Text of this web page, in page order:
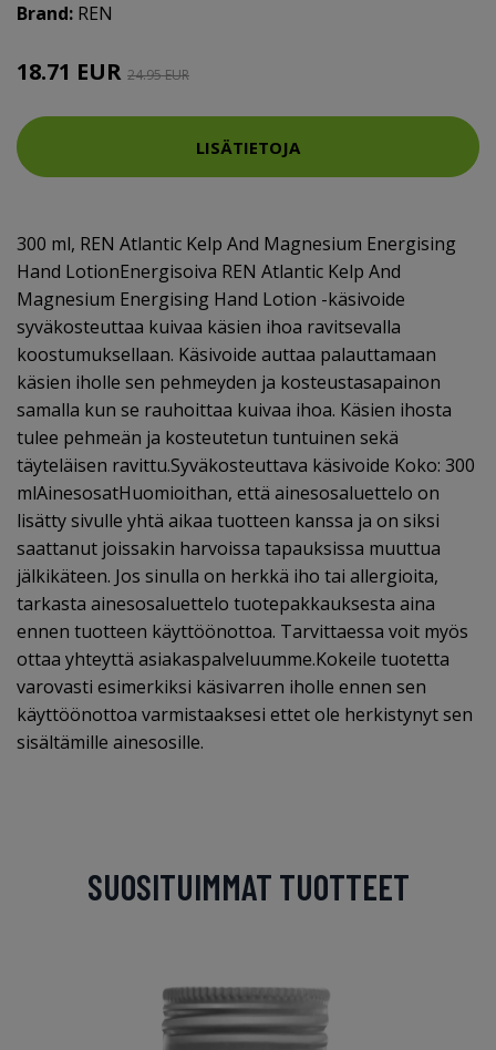
Brand: REN
18.71 EUR 24.95 EUR
LISÄTIETOJA
300 ml, REN Atlantic Kelp And Magnesium Energising
Hand LotionEnergisoiva REN Atlantic Kelp And
Magnesium Energising Hand Lotion -käsivoide
syväkosteuttaa kuivaa käsien ihoa ravitsevalla
koostumuksellaan. Käsivoide auttaa palauttamaan
käsien iholle sen pehmeyden ja kosteustasapainon
samalla kun se rauhoittaa kuivaa ihoa. Käsien ihosta
tulee pehmeän ja kosteutetun tuntuinen sekä
täyteläisen ravittu.Syväkosteuttava käsivoide Koko: 300
mlAinesosatHuomioithan, että ainesosaluettelo on
lisätty sivulle yhtä aikaa tuotteen kanssa ja on siksi
saattanut joissakin harvoissa tapauksissa muuttua
jälkikäteen. Jos sinulla on herkkä iho tai allergioita,
tarkasta ainesosaluettelo tuotepakkauksesta aina
ennen tuotteen käyttöönottoa. Tarvittaessa voit myös
ottaa yhteyttä asiakaspalveluumme.Kokeile tuotetta
varovasti esimerkiksi käsivarren iholle ennen sen
käyttöönottoa varmistaaksesi ettet ole herkistynyt sen
sisältämille ainesosille.
SUOSITUIMMAT TUOTTEET